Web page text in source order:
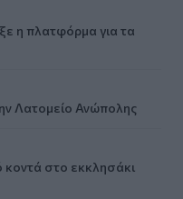
η πλατφόρμα για τα
Λατομείο Ανώπολης
στο εκκλησάκι